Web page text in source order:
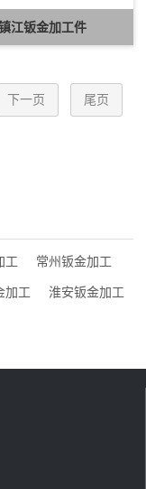
江钣金加工件
下一页 尾页
工 常州钣金加工
加工 淮安钣金加工